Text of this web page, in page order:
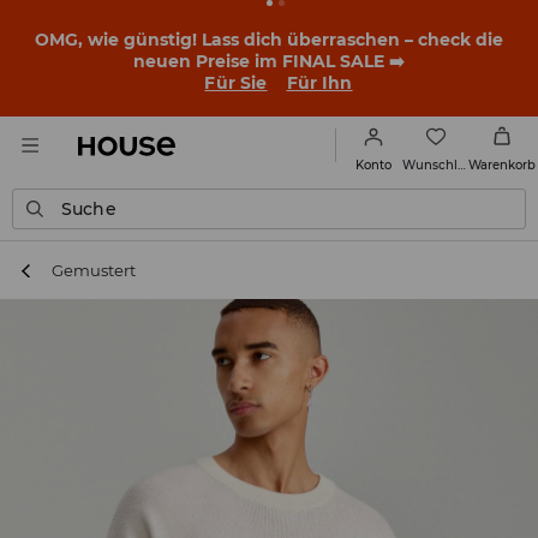
OMG, wie günstig! Lass dich überraschen – check die
neuen Preise im FINAL SALE ➡️
Für Sie
Für Ihn
Konto Warenkorb
Suche
Gemustert